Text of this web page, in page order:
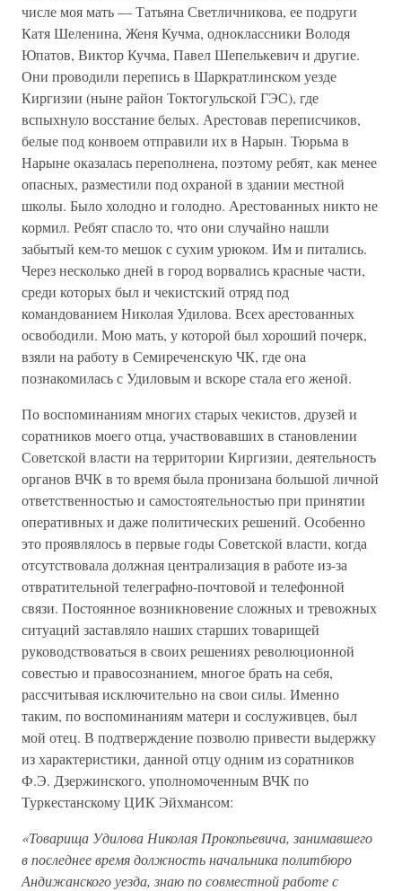
числе моя мать — Татьяна Светличникова, ее подруги
Катя Шеленина, Женя Кучма, одноклассники Володя
Юпатов, Виктор Кучма, Павел Шепелькевич и другие.
Они проводили перепись в Шаркратлинском уезде
Киргизии (ныне район Токтогульской ГЭС), где
вспыхнуло восстание белых. Арестовав переписчиков,
белые под конвоем отправили их в Нарын. Тюрьма в
Нарыне оказалась переполнена, поэтому ребят, как менее
опасных, разместили под охраной в здании местной
школы. Было холодно и голодно. Арестованных никто не
кормил. Ребят спасло то, что они случайно нашли
забытый кем-то мешок с сухим урюком. Им и питались.
Через несколько дней в город ворвались красные части,
среди которых был и чекистский отряд под
командованием Николая Удилова. Всех арестованных
освободили. Мою мать, у которой был хороший почерк,
взяли на работу в Семиреченскую ЧК, где она
познакомилась с Удиловым и вскоре стала его женой.
По воспоминаниям многих старых чекистов, друзей и
соратников моего отца, участвовавших в становлении
Советской власти на территории Киргизии, деятельность
органов ВЧК в то время была пронизана большой личной
ответственностью и самостоятельностью при принятии
оперативных и даже политических решений. Особенно
это проявлялось в первые годы Советской власти, когда
отсутствовала должная централизация в работе из-за
отвратительной телеграфно-почтовой и телефонной
связи. Постоянное возникновение сложных и тревожных
ситуаций заставляло наших старших товарищей
руководствоваться в своих решениях революционной
совестью и правосознанием, многое брать на себя,
рассчитывая исключительно на свои силы. Именно
таким, по воспоминаниям матери и сослуживцев, был
мой отец. В подтверждение позволю привести выдержку
из характеристики, данной отцу одним из соратников
Ф.Э. Дзержинского, уполномоченным ВЧК по
Туркестанскому ЦИК Эйхмансом:
«Товарища Удилова Николая Прокопьевича, занимавшего
в последнее время должность начальника политбюро
Андижанского уезда, знаю по совместной работе с